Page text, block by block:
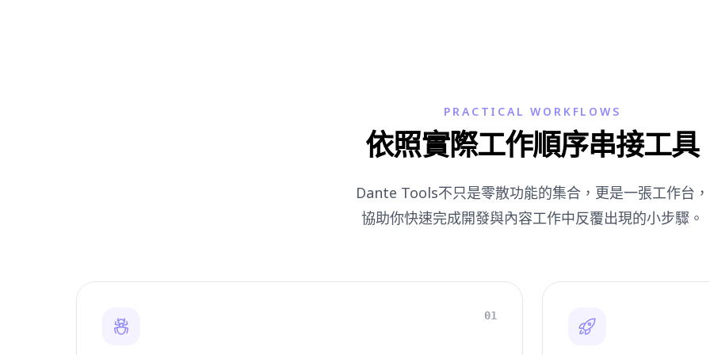
PRACTICAL WORKFLOWS
依照實際工作順序串接工具
Dante Tools不只是零散功能的集合，更是一張工作台，
協助你快速完成開發與內容工作中反覆出現的小步驟。
01